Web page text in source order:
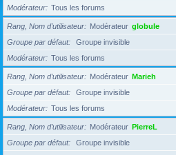
Modérateur
Tous les forums
Rang, Nom d’utilisateur Modérateur globule
Groupe par défaut
Groupe invisible
Modérateur
Tous les forums
Rang, Nom d’utilisateur Modérateur Marieh
Groupe par défaut
Groupe invisible
Modérateur
Tous les forums
Rang, Nom d’utilisateur Modérateur PierreL
Groupe par défaut
Groupe invisible